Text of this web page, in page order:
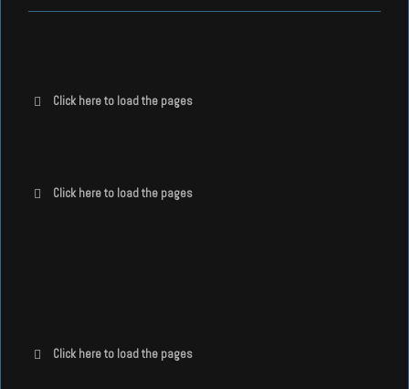
Click here to load the pages
Click here to load the pages
Click here to load the pages